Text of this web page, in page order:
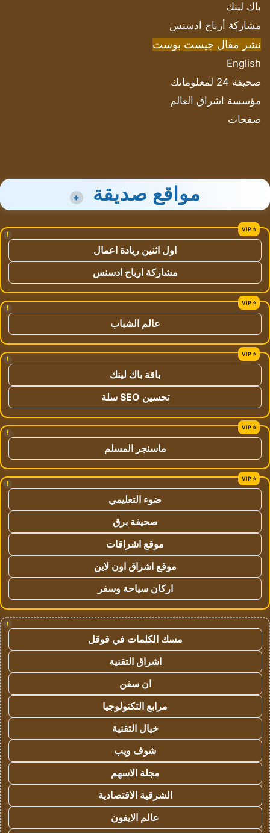
باك لينك
مشاركة أرباح ادسنس
نشر مقال جيست بوست
English
صحيفة 24 لمعلوماتك
مؤسسة اشراق العالم
صفحات
مواقع صديقة +
!
اول اثنين ريادة اعمال
مشاركة ارباح ادسنس
!
عالم الشباب
!
باقة باك لينك
تحسين SEO سلة
!
ماسنجر المسلم
!
ضوء التعليمي
صحيفة برق
موقع اشراقات
موقع اشراق اون لاين
اركان سياحة وسفر
!
مسك الكلمات في قوقل
اشراق التقنية
ان سفن
مرابع التكنولوجيا
خيال التقنية
شوف ويب
مجلة الاسهم
الشرقية الاقتصادية
عالم الايفون